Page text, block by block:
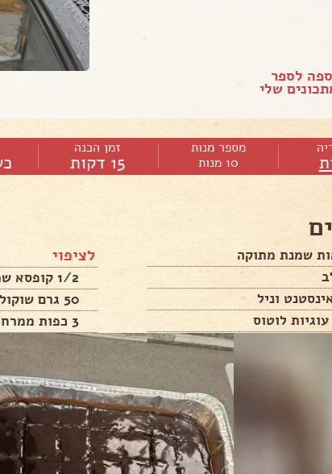
לספר
שלי
מספר מנות
10 מנות
זמן הכנה
15 דקות
לציפוי
1/2 קופסא שמנת מתוקה
50 גרם שוקולד לבן
3 כפות ממרח לוטוס